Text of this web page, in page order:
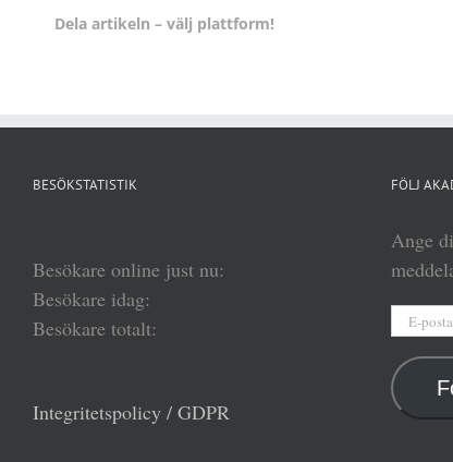
Dela artikeln – välj plattform!
BESÖKSTATISTIK
Besökare online just nu:
Besökare idag:
Besökare totalt:
Integritetspolicy / GDPR
FÖLJ
Ange